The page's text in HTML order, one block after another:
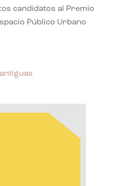
candidatos al Premio
Público Urbano